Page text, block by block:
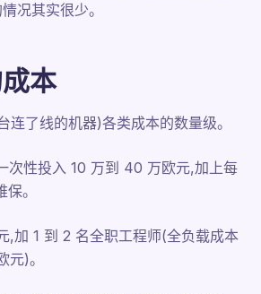
况其实很少。
本
连了线的机器)各类成本的数量级。
次性投入 10 万到 40 万欧元,加上每
。
,加 1 到 2 名全职工程师(全负载成本
)。